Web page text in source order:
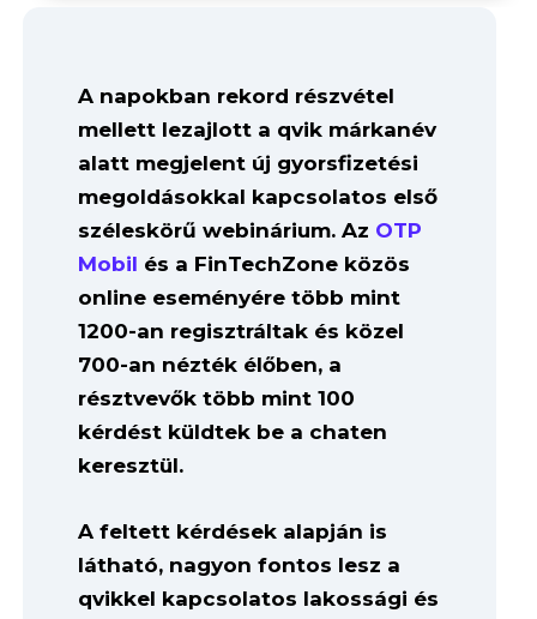
A napokban rekord részvétel
mellett lezajlott a qvik márkanév
alatt megjelent új gyorsfizetési
megoldásokkal kapcsolatos első
széleskörű webinárium. Az OTP
Mobil és a FinTechZone közös
online eseményére több mint
1200-an regisztráltak és közel
700-an nézték élőben, a
résztvevők több mint 100
kérdést küldtek be a chaten
keresztül.
A feltett kérdések alapján is
látható, nagyon fontos lesz a
qvikkel kapcsolatos lakossági és